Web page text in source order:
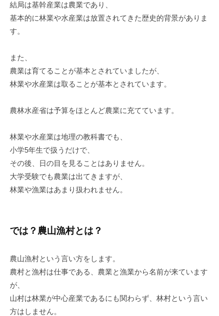
結局は基幹産業は農業であり、
基本的に林業や水産業は放置されてきた歴史的背景がありま
す。
また、
農業は育てることが基本とされていましたが、
林業や水産業は取ることが基本とされています。
農林水産省は予算をほとんど農業に充てています。
林業や水産業は地理の教科書でも、
小学5年生で扱うだけで、
その後、日の目を見ることはありません。
大学受験でも農業は出てきますが、
林業や漁業はあまり扱われません。
では？農山漁村とは？
農山漁村という言い方をします。
農村と漁村は仕事である、農業と漁業から名前が来ています
が、
山村は林業が中心産業であるにも関わらず、林村という言い
方はしません。